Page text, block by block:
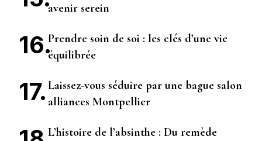
avenir serein
Prendre soin de soi : les clés d’une vie
équilibrée
Laissez-vous séduire par une bague salon
alliances Montpellier
L’histoire de l’absinthe : Du remède